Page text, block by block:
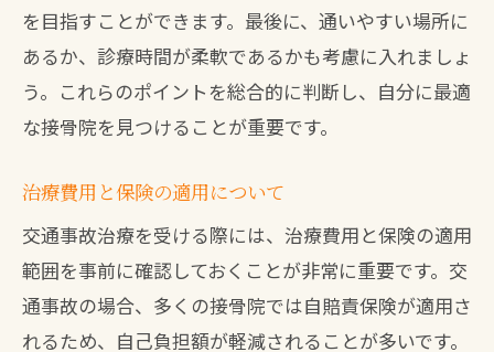
を目指すことができます。最後に、通いやすい場所に
あるか、診療時間が柔軟であるかも考慮に入れましょ
う。これらのポイントを総合的に判断し、自分に最適
な接骨院を見つけることが重要です。
治療費用と保険の適用について
交通事故治療を受ける際には、治療費用と保険の適用
範囲を事前に確認しておくことが非常に重要です。交
通事故の場合、多くの接骨院では自賠責保険が適用さ
れるため、自己負担額が軽減されることが多いです。